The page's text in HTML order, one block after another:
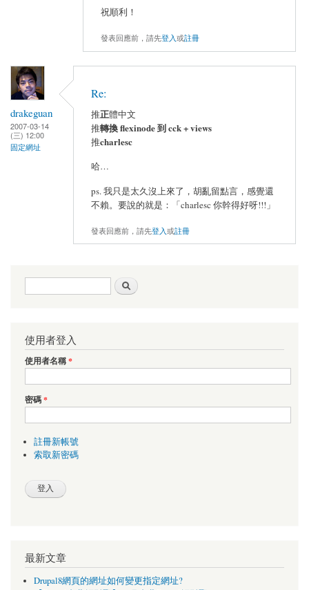
祝順利！
發表回應前，請先登入或註冊
drakeguan
2007-03-14
(三) 12:00
固定網址
Re:
推正體中文
推轉換 flexinode 到 cck + views
推charlesc
哈…
ps. 我只是太久沒上來了，胡亂留點言，感覺還
不賴。要說的就是：「charlesc 你幹得好呀!!!」
發表回應前，請先登入或註冊
搜尋表單
使用者登入
使用者名稱*
密碼*
註冊新帳號
索取新密碼
最新文章
Drupal8網頁的網址如何變更指定網址?